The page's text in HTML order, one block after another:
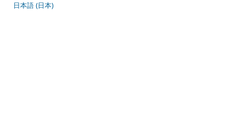
日本語 (日本)